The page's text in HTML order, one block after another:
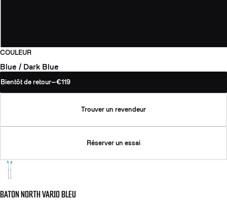
COULEUR
Blue / Dark Blue
Bientôt de retour—€119
Trouver un revendeur
Réserver un essai
BATON NORTH VARIO BLEU